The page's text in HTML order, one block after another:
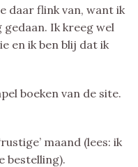
daar flink van, want ik
Ik kreeg wel
en ik ben blij dat ik
boeken van de site.
maand (lees: ik
bestelling).